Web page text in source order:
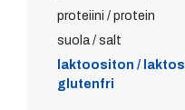
proteiini / protein
suola / salt
laktoositon /
glutenfri